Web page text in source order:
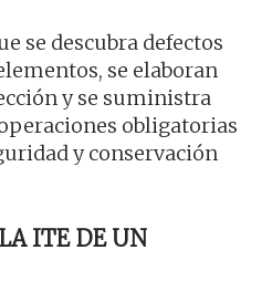
se descubra defectos
se elaboran
y se suministra
obligatorias
y conservación
ITE DE UN